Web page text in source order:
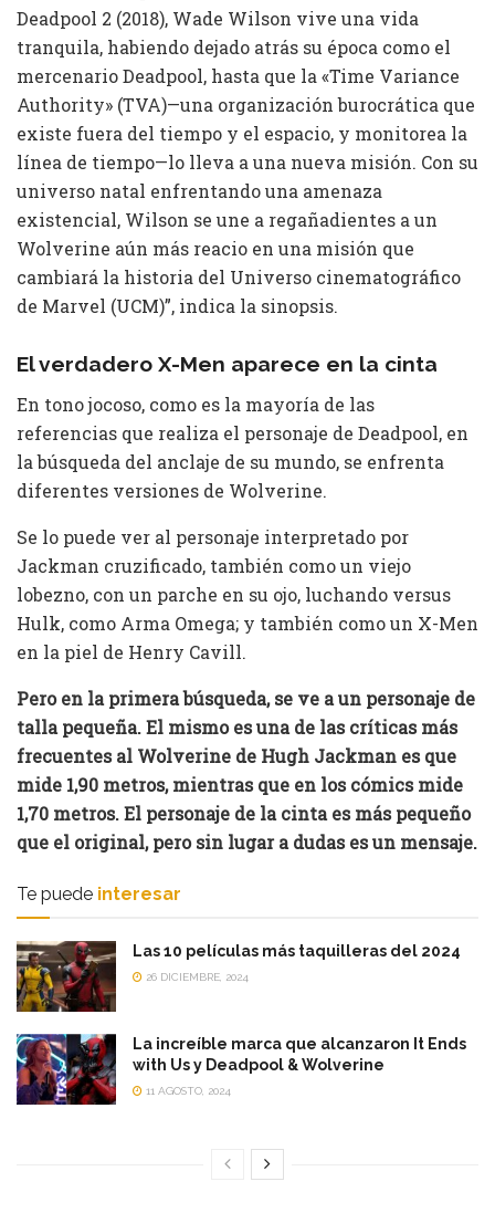
Deadpool 2 (2018),​ Wade Wilson vive una vida
tranquila, habiendo dejado atrás su época como el
mercenario Deadpool, hasta que la «Time Variance
Authority» (TVA)​—una organización burocrática que
existe fuera del tiempo y el espacio, y monitorea la
línea de tiempo—lo lleva a una nueva misión. Con su
universo natal enfrentando una amenaza
existencial, Wilson se une a regañadientes a un
Wolverine aún más reacio en una misión que
cambiará la historia del Universo cinematográfico
de Marvel (UCM)”, indica la sinopsis.
El verdadero X-Men aparece en la cinta
En tono jocoso, como es la mayoría de las
referencias que realiza el personaje de Deadpool, en
la búsqueda del anclaje de su mundo, se enfrenta
diferentes versiones de Wolverine.
Se lo puede ver al personaje interpretado por
Jackman cruzificado, también como un viejo
lobezno, con un parche en su ojo, luchando versus
Hulk, como Arma Omega; y también como un X-Men
en la piel de Henry Cavill.
Pero en la primera búsqueda, se ve a un personaje de
talla pequeña. El mismo es una de las críticas más
frecuentes al Wolverine de Hugh Jackman es que
mide 1,90 metros, mientras que en los cómics mide
1,70 metros. El personaje de la cinta es más pequeño
que el original, pero sin lugar a dudas es un mensaje.
Te puede interesar
Las 10 películas más taquilleras del 2024
26 DICIEMBRE, 2024
La increíble marca que alcanzaron It Ends
with Us y Deadpool & Wolverine
11 AGOSTO, 2024